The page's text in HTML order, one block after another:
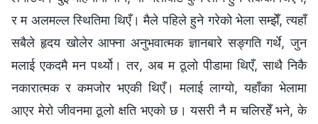
र म अलमल्ल स्थितिमा थिएँ। मैले पहिले हुने गरेको भेला सम्झेँ, त्यहाँ
सबैले हृदय खोलेर आफ्ना अनुभवात्मक ज्ञानबारे सङ्गति गर्थे, जुन
मलाई एकदमै मन पर्थ्यो। तर, अब म ठूलो पीडामा थिएँ, साथै निकै
नकारात्मक र कमजोर भएकी थिएँ। मलाई लाग्यो, यहाँका भेलामा
आएर मेरो जीवनमा ठूलो क्षति भएको छ। यसरी नै म चलिरहेँ भने, के